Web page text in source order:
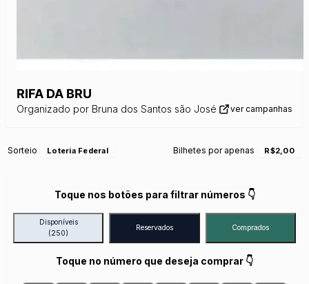
RIFA DA BRU
Organizado por Bruna dos Santos são José ver campanhas
Sorteio Loteria Federal Bilhetes por apenas R$2,00
Toque nos botões para filtrar números 👇
Disponíveis
(250)
Reservados Comprados
Toque no número que deseja comprar 👇